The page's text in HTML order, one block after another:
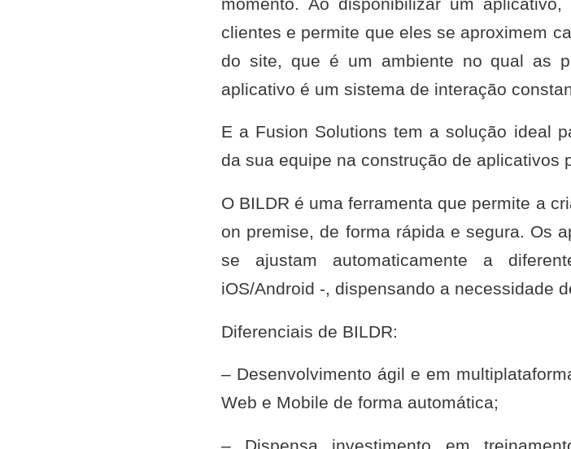
clientes e permite que eles se aproximem
do site, que é um ambiente no qual as
aplicativo é um sistema de interação
E a Fusion Solutions tem a solução ideal
da sua equipe na construção de aplicativos
O BILDR é uma ferramenta que permite a
on premise, de forma rápida e segura. Os
se ajustam automaticamente a
iOS/Android -, dispensando a necessidade
Diferenciais de BILDR:
– Desenvolvimento ágil e em
Web e Mobile de forma automática;
– Dispensa investimento em